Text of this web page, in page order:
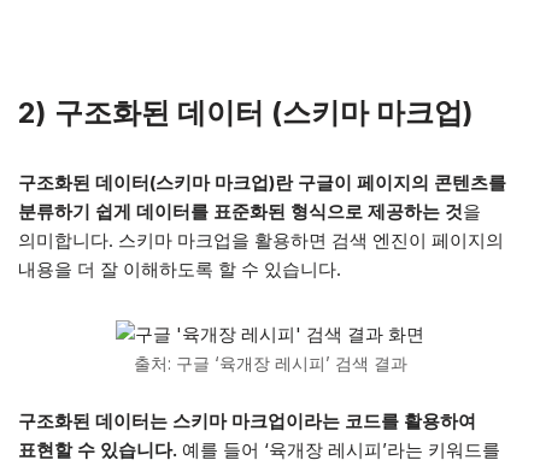
2) 구조화된 데이터 (스키마 마크업)
구조화된 데이터(스키마 마크업)란 구글이 페이지의 콘텐츠를
분류하기 쉽게 데이터를 표준화된 형식으로 제공하는 것을
의미합니다. 스키마 마크업을 활용하면 검색 엔진이 페이지의
내용을 더 잘 이해하도록 할 수 있습니다.
출처: 구글 ‘육개장 레시피’ 검색 결과
구조화된 데이터는 스키마 마크업이라는 코드를 활용하여
표현할 수 있습니다. 예를 들어 ‘육개장 레시피’라는 키워드를